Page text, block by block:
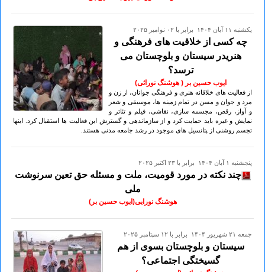
يكشنبه ۱۱ آبان ۱۴۰۴ برابر با ۰۲ نوامبر ۲۰۲۵
چه کسی از خلاقیت های فرهنگی و
هنریدر سیستان و بلوچستان می
ترسد؟
ایوب حسین بر ( هوشنگ نورائی)
از فعالیت های خلاقانه هنری و فرهنگی جوانان، از زن و
مرد و جوان و مسن در تمام زمینه ها، موسیقی و شعر
و آواز، رقص، مجسمه سازی، نقاشی، فیلم و تئاتر و
نمایش و غیره باید حمایت کرد و از سازماندهی و گسترش این فعالیت ها استقبال کرد. اینها
تجسم روشنی از پتانسیل های موجود در رشد جامعه مدنی هستند.
پنجشنبه ۱ آبان ۱۴۰۴ برابر با ۲۳ اکتبر ۲۰۲۵
چند نکته در مورد قومیت، ملت و مسئله حق تعین سرنوشت
ملی
هوشنگ نورایی(ایوب حسین بر)
جمعه ۲۱ شهريور ۱۴۰۴ برابر با ۱۲ سپتامبر ۲۰۲۵
سیستان و بلوچستان بسوی از هم
گسیختگی اجتماعی؟